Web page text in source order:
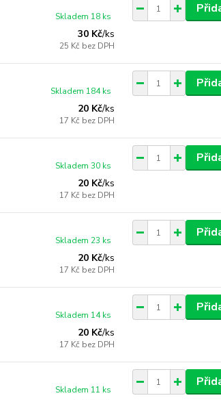
30 Kč/ks
25 Kč bez DPH
Skladem 18 ks
20 Kč/ks
17 Kč bez DPH
Skladem 184 ks
20 Kč/ks
17 Kč bez DPH
Skladem 30 ks
20 Kč/ks
17 Kč bez DPH
Skladem 23 ks
20 Kč/ks
17 Kč bez DPH
Skladem 14 ks
Skladem 11 ks